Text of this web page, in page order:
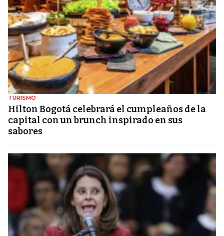
TURISMO
Hilton Bogotá celebrará el cumpleaños de la
capital con un brunch inspirado en sus
sabores